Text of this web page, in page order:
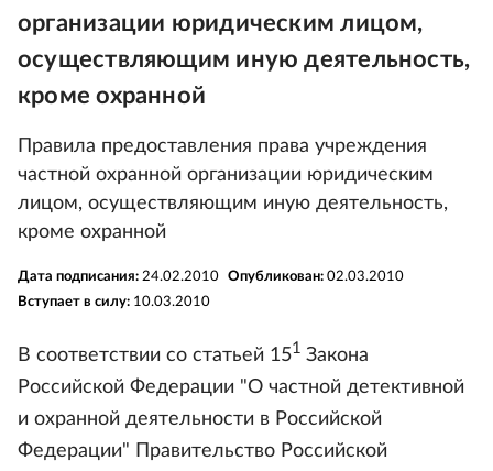
организации юридическим лицом,
осуществляющим иную деятельность,
кроме охранной
Правила предоставления права учреждения
частной охранной организации юридическим
лицом, осуществляющим иную деятельность,
кроме охранной
Дата подписания: 24.02.2010 Опубликован: 02.03.2010
Вступает в силу: 10.03.2010
В соответствии со статьей 151 Закона
Российской Федерации "О частной детективной
и охранной деятельности в Российской
Федерации" Правительство Российской